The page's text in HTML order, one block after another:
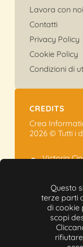
Questo
terze parti
di cookie
scopi
Lavora con noi
Contatti
Privacy Policy
Cookie Policy
Condizioni di
CREDITS
Crea
2026 © Tutti i
Victoria
Via
+39
Partita
N-REA:
Capitale